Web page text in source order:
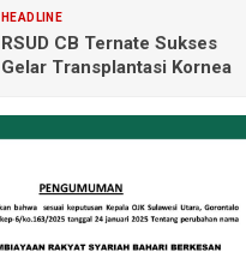
HEADLINE
RSUD CB Ternate Sukses
Gelar Transplantasi Kornea